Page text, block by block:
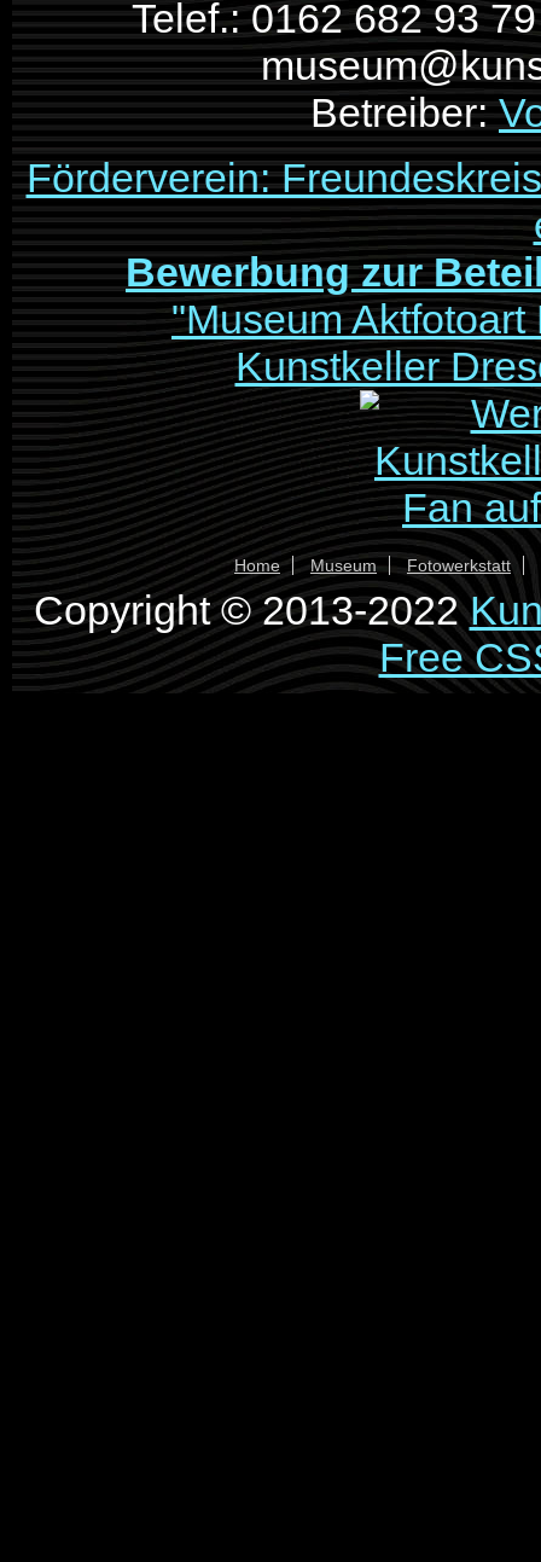
Telef.: 0162 682 93
Betreiber:
Förderverein:
Bewerbung zur
"Museum
Kunstkeller
Home Museum Fotowerkstatt
Copyright © 2013-2022
Free